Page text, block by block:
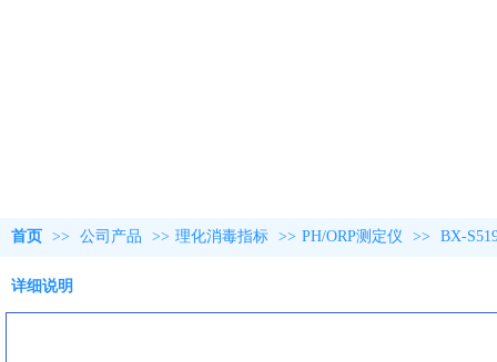
首页 >> 公司产品 >> 理化消毒指标 >> PH/ORP测定仪 >> BX-
详细说明